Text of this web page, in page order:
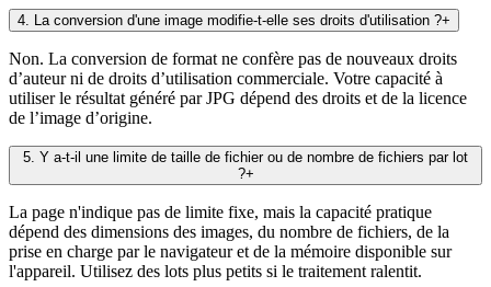
4. La conversion d'une image modifie-t-elle ses droits d'utilisation ?+
Non. La conversion de format ne confère pas de nouveaux droits
d’auteur ni de droits d’utilisation commerciale. Votre capacité à
utiliser le résultat généré par JPG dépend des droits et de la licence
de l’image d’origine.
5. Y a-t-il une limite de taille de fichier ou de nombre de fichiers par lot
?+
La page n'indique pas de limite fixe, mais la capacité pratique
dépend des dimensions des images, du nombre de fichiers, de la
prise en charge par le navigateur et de la mémoire disponible sur
l'appareil. Utilisez des lots plus petits si le traitement ralentit.